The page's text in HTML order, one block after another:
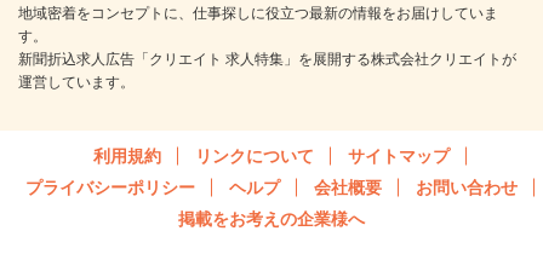
地域密着をコンセプトに、仕事探しに役立つ最新の情報をお届けしていま
す。
新聞折込求人広告「クリエイト 求人特集」を展開する株式会社クリエイトが
運営しています。
利用規約 リンクについて
サイトマップ
プライバシーポリシー
ヘルプ 会社概要
お問い合わせ
掲載をお考えの企業様へ